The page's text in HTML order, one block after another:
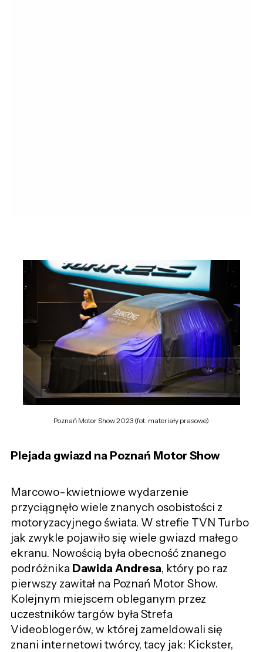
Poznań Motor Show 2023 (fot. materiały prasowe)
Plejada gwiazd na Poznań Motor Show
Marcowo-kwietniowe wydarzenie
przyciągnęło wiele znanych osobistości z
motoryzacyjnego świata. W strefie TVN Turbo
jak zwykle pojawiło się wiele gwiazd małego
ekranu. Nowością była obecność znanego
podróżnika Dawida Andresa, który po raz
pierwszy zawitał na Poznań Motor Show.
Kolejnym miejscem obleganym przez
uczestników targów była Strefa
Videoblogerów, w której zameldowali się
znani internetowi twórcy, tacy jak: Kickster,